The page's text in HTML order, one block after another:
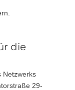
die
Netzwerks
29-